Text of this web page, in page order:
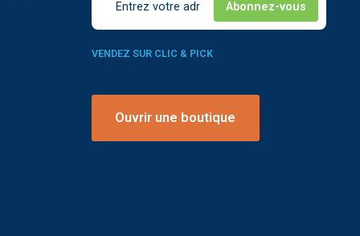
VENDEZ SUR CLIC & PICK
Ouvrir une boutique